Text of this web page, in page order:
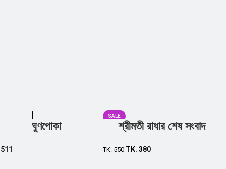
Add to cart
ঘুণপোকা
511
SALE
শ্রীমতী রাধার শেষ সংবাদ
TK.550 TK. 380